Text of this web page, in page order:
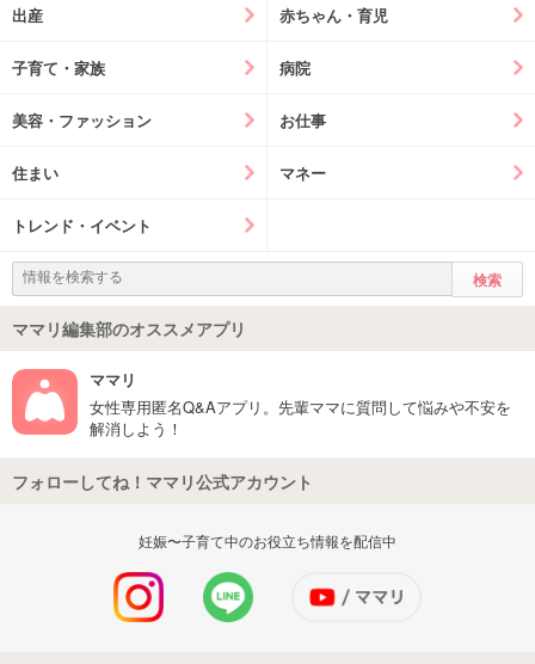
出産 赤ちゃん・育児
子育て・家族 病院
美容・ファッション お仕事
住まい マネー
トレンド・イベント
ママリ編集部のオススメアプリ
ママリ
女性専用匿名Q&Aアプリ。先輩ママに質問して悩みや不安を
解消しよう！
フォローしてね！ママリ公式アカウント
妊娠〜子育て中のお役立ち情報を配信中